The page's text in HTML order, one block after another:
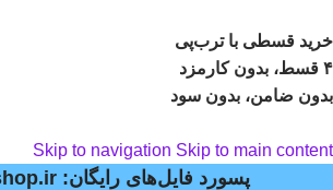
خرید قسطی با ترب‌پی
۴ قسط، بدون کارمزد
بدون ضامن، بدون سود
Skip to navigation Skip to main content
پسورد فایل‌های رایگان: mypsdshop.ir